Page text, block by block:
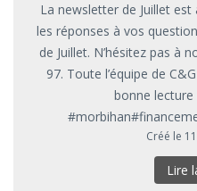
La newsletter de Juillet est
les réponses à vos
de Juillet. N’hésitez pas à
97. Toute l’équipe de
bonne lecture
Créé le
Lire